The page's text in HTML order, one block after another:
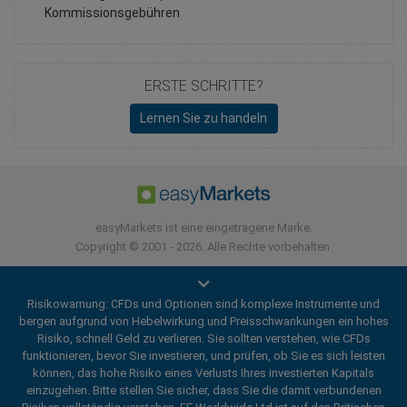
Kommissionsgebühren
ERSTE SCHRITTE?
Lernen Sie zu handeln
easyMarkets ist eine eingetragene Marke.
Copyright © 2001 - 2026. Alle Rechte vorbehalten.
Risikowarnung: CFDs und Optionen sind komplexe Instrumente und
bergen aufgrund von Hebelwirkung und Preisschwankungen ein hohes
Risiko, schnell Geld zu verlieren. Sie sollten verstehen, wie CFDs
funktionieren, bevor Sie investieren, und prüfen, ob Sie es sich leisten
können, das hohe Risiko eines Verlusts Ihres investierten Kapitals
einzugehen. Bitte stellen Sie sicher, dass Sie die damit verbundenen